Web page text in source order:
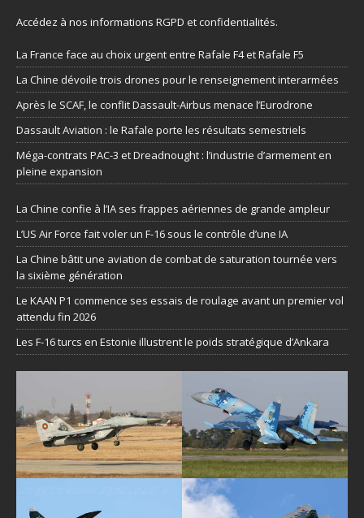
Accédez à nos informations RGPD et confidentialités.
La France face au choix urgent entre Rafale F4 et Rafale F5
La Chine dévoile trois drones pour le renseignement interarmées
Après le SCAF, le conflit Dassault-Airbus menace l’Eurodrone
Dassault Aviation : le Rafale porte les résultats semestriels
Méga-contrats PAC-3 et Dreadnought : l’industrie d’armement en
pleine expansion
La Chine confie à l’IA ses frappes aériennes de grande ampleur
L’US Air Force fait voler un F-16 sous le contrôle d’une IA
La Chine bâtit une aviation de combat de saturation tournée vers
la sixième génération
Le KAAN P1 commence ses essais de roulage avant un premier vol
attendu fin 2026
Les F-16 turcs en Estonie illustrent le poids stratégique d’Ankara